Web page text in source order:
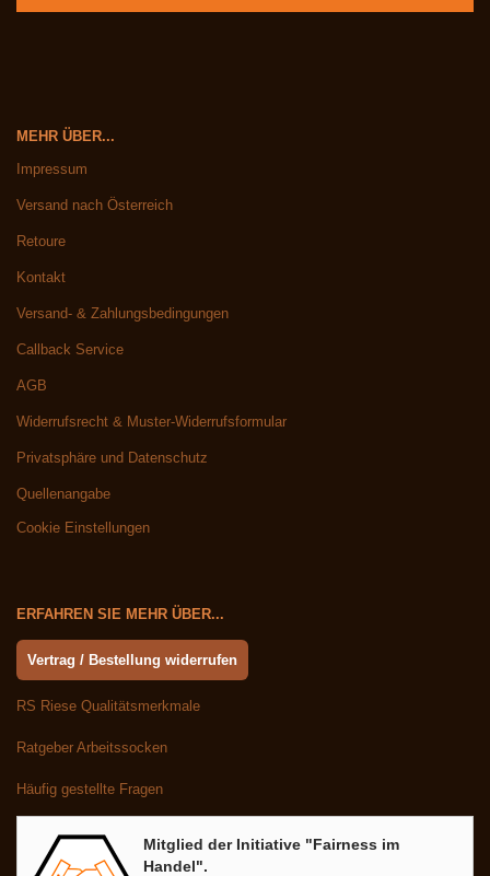
MEHR ÜBER...
Impressum
Versand nach Österreich
Retoure
Kontakt
Versand- & Zahlungsbedingungen
Callback Service
AGB
Widerrufsrecht & Muster-Widerrufsformular
Privatsphäre und Datenschutz
Quellenangabe
Cookie Einstellungen
ERFAHREN SIE MEHR ÜBER...
Vertrag / Bestellung widerrufen
RS Riese Qualitätsmerkmale
Ratgeber Arbeitssocken
Häufig gestellte Fragen
Mitglied der Initiative "Fairness im
Handel".